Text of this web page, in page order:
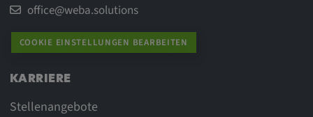
office@weba.solutions
COOKIE EINSTELLUNGEN BEARBEITEN
KARRIERE
Stellenangebote